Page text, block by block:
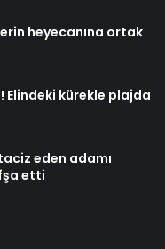
heyecanına ortak
Elindeki kürekle plajda
eden adamı
etti